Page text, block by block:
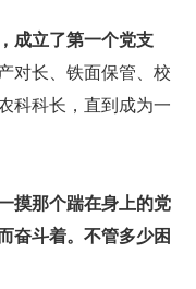
成立了第一个党支
对长、铁面保管、校
科科长，直到成为一
摸那个踹在身上的党
奋斗着。不管多少困